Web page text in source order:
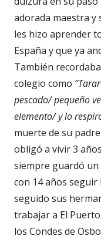
adorada maestra y
les hizo aprender
España y que ya
También
colegio como
pescado/ pequeño
elemento/ y lo
muerte de su
obligó a vivir 3
siempre guardó un
con 14 años seguir
seguido sus
trabajar a El
los Condes de